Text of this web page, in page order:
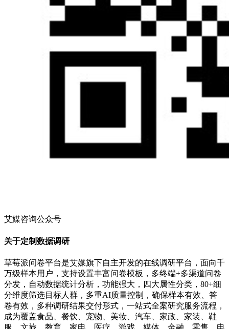
艾媒咨询公众号
关于定制数据调研
草莓派问卷平台是艾媒旗下自主开发的在线调研平台，面向千
万级样本用户，支持设置丰富问卷模板，多终端+多渠道问卷
分发，自动数据统计分析，功能强大，四大属性分类，80+细
分维度筛选目标人群，多重AI质量控制，确保样本有效、答
卷有效，多种调研结果交付形式，一站式全案研究服务流程，
成为覆盖食品、餐饮、宠物、美妆、汽车、家政、家装、鞋
服、文旅、教育、家电、医疗、游戏、媒体、金融、零售、电